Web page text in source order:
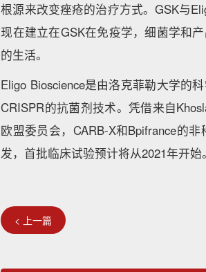
根源来改变痤疮的治疗方式。GSK与
现在建立在GSK在免疫学，细菌学和
的生活。
Eligo Bioscience是由洛克菲勒大学的
CRISPR的抗菌剂技术。凭借来自
欧盟委员会，CARB-X和Bpifrance的
发，首批临床试验预计将从2021年开始。
< 上一篇